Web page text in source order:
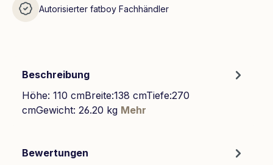
Autorisierter fatboy Fachhändler
Beschreibung
Höhe: 110 cmBreite:138 cmTiefe:270
cmGewicht: 26.20 kg Mehr
Bewertungen